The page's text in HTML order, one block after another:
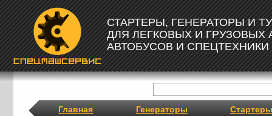
СТАРТЕРЫ, ГЕНЕРАТОРЫ И
ДЛЯ ЛЕГКОВЫХ И ГРУЗОВЫХ
АВТОБУСОВ И СПЕЦТЕХНИКИ
Главная Генераторы Стартеры